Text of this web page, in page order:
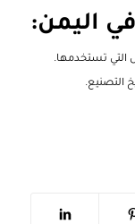
اليمن:
التي تستخدمها.
التصنيع.